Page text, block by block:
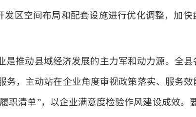
发区空间布局和配套设施进行优化调整，加
是推动县域经济发展的主力军和动力源。全
务，主动站在企业角度审视政策落实、服务
职清单”，以企业满意度检验作风建设成效